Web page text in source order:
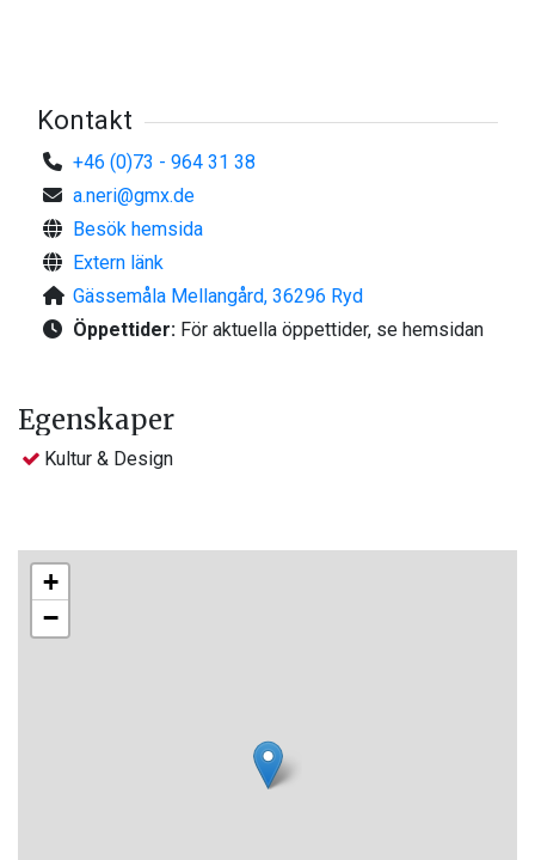
Kontakt
+46 (0)73 - 964 31 38
a.neri@gmx.de
Besök hemsida
Extern länk
Gässemåla Mellangård, 36296 Ryd
Öppettider: För aktuella öppettider, se hemsidan
Egenskaper
Kultur & Design
+
−